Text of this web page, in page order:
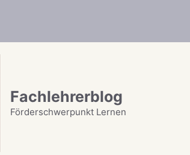
Fachlehrerblog
Förderschwerpunkt Lernen